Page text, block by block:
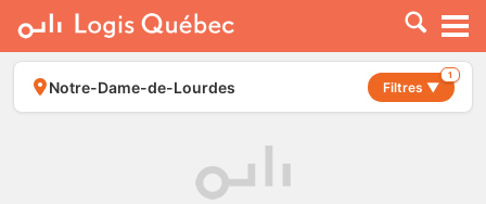
À LOUER
À VENDRE
PLACER UNE ANNONCE
Notre-Dame-de-Lourdes Filtres ▼
1